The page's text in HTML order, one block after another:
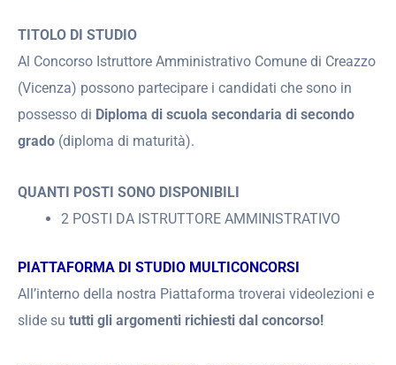
TITOLO DI STUDIO
Al Concorso Istruttore Amministrativo Comune di Creazzo
(Vicenza) possono partecipare i candidati che sono in
possesso di Diploma di scuola secondaria di secondo
grado (diploma di maturità).
QUANTI POSTI SONO DISPONIBILI
2 POSTI DA ISTRUTTORE AMMINISTRATIVO
PIATTAFORMA DI STUDIO MULTICONCORSI
All’interno della nostra Piattaforma troverai videolezioni e
slide su tutti gli argomenti richiesti dal concorso!